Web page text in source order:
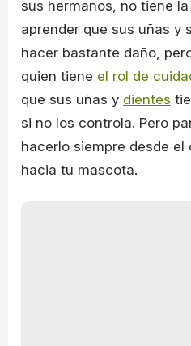
sus hermanos, no tiene
aprender que sus uñas y
hacer bastante daño,
quien tiene el rol de
que sus uñas y dientes
si no los controla. Pero
hacerlo siempre desde el
hacia tu mascota.